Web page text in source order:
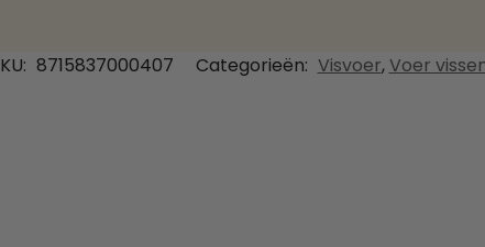
8715837000407 Categorieën: Visvoer,Voer